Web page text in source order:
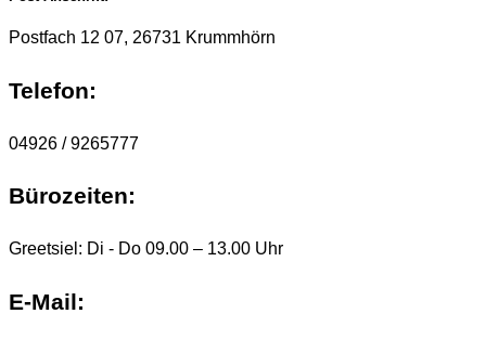
Postfach 12 07, 26731 Krummhörn
Telefon:
04926 / 9265777
Bürozeiten:
Greetsiel: Di - Do 09.00 – 13.00 Uhr
E-Mail: